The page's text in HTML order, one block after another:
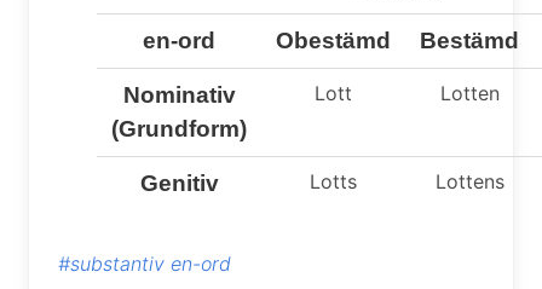
en-ord Obestämd Bestämd
Nominativ
(Grundform)
Lott Lotten
Genitiv Lotts Lottens
#substantiv en-ord